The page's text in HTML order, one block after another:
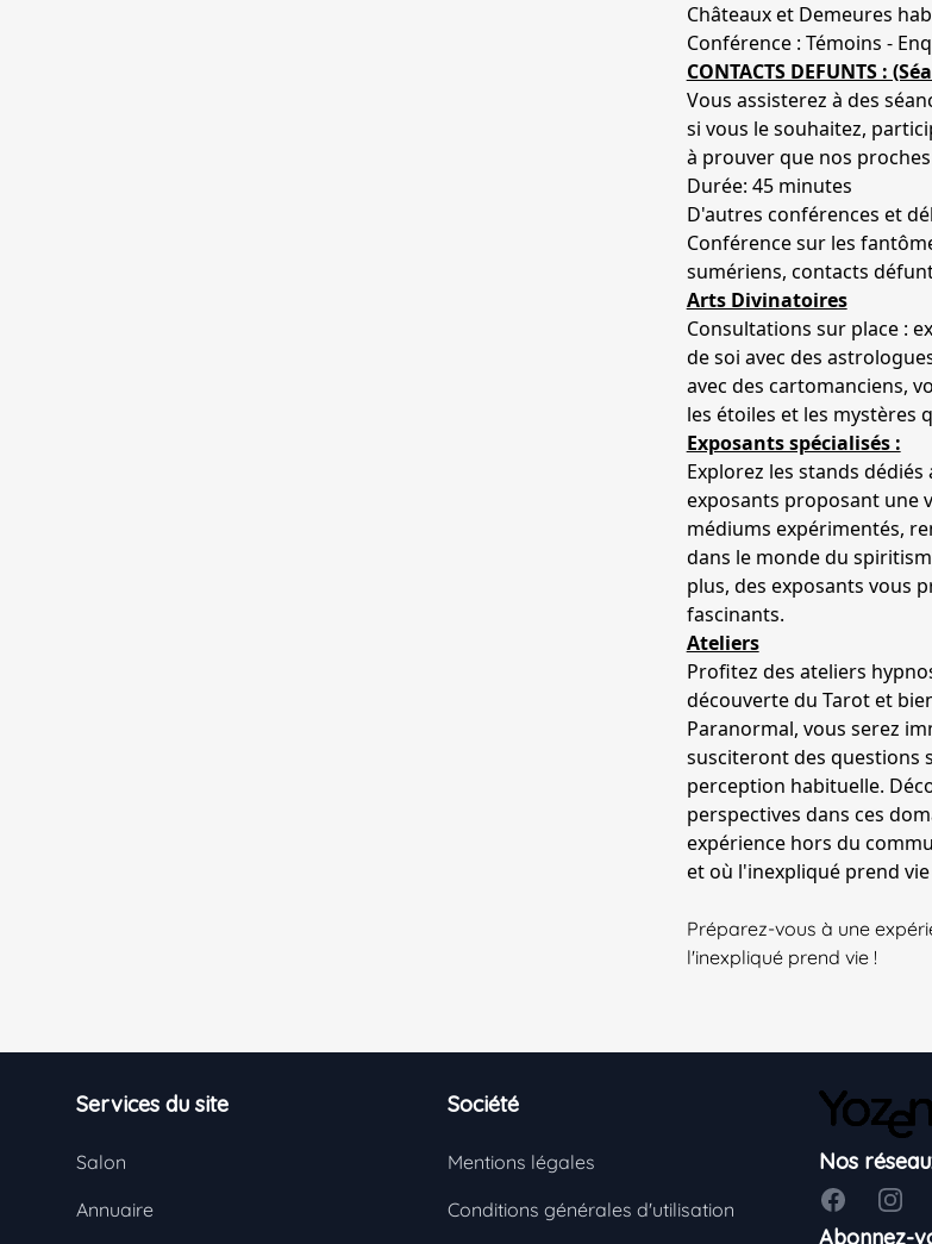
Châteaux et Demeures
Conférence : Témoins -
CONTACTS DEFUNTS :
Vous assisterez à des
si vous le souhaitez,
à prouver que nos
Durée: 45 minutes
D'autres conférences et
Conférence sur les
sumériens, contacts
Arts Divinatoires
Consultations sur place :
de soi avec des
avec des cartomanciens,
les étoiles et les mystères
Exposants spécialisés :
Explorez les stands
exposants proposant une
médiums expérimentés,
dans le monde du
plus, des exposants vous
fascinants.
Ateliers
Profitez des ateliers
découverte du Tarot et
Paranormal, vous serez
susciteront des questions
perception habituelle.
perspectives dans ces
expérience hors du
et où l'inexpliqué prend vie
Préparez-vous à une
l'inexpliqué prend vie !
Services du site
Salon
Annuaire
Société
Mentions légales
Conditions générales d'utilisation
Nos
Facebook
Abonnez-